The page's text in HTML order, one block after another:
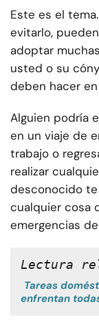
Este es el
evitarlo,
adoptar
usted o su
deben hacer
Alguien podría
en un viaje de
trabajo o
realizar
desconocido
cualquier cosa
emergencias
Lectura
Tareas
enfrentan